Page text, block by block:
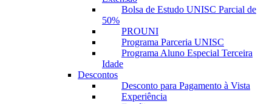
Bolsa de Estudo UNISC Parcial de
50%
PROUNI
Programa Parceria UNISC
Programa Aluno Especial Terceira
Idade
Descontos
Desconto para Pagamento à Vista
Experiência